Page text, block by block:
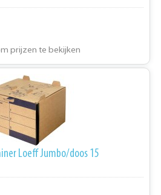
prijzen te bekijken
Loeff Jumbo/doos 15